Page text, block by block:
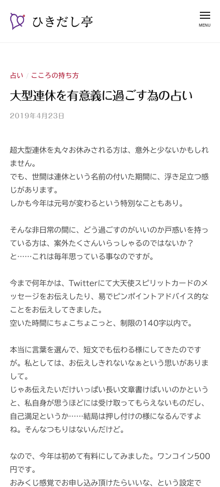
し
亭
い
師
山
紫
メ
ニ
占い / こころの持ち方
大型連休を有意義に過ごす為の占い
2019年4月23日
紫
a
s
超大型連休を丸々お休みされる方は、意外と少ないかもしれ
ません。
でも、世間は連休という名前の付いた期間に、浮き足立つ感
じがあります。
しかも今年は元号が変わるという特別なこともあり。
そんな非日常の間に、どう過ごすのがいいのか戸惑いを持っ
ている方は、案外たくさんいらっしゃるのではないか？
と……これは毎年思っている事なのですが。
今まで何年かは、Twitterにて大天使スピリットカードのメ
ッセージをお伝えしたり、易でピンポイントアドバイス的な
ことをお伝えしてきました。
空いた時間にちょこちょこっと、制限の140字以内で。
本当に言葉を選んで、短文でも伝わる様にしてきたのです
が。私としては、お伝えしきれないなぁという思いがありま
して。
じゃあ伝えたいだけいっぱい長い文章書けばいいのかという
と、私自身が思うほどには受け取ってもらえないものだし、
自己満足というか……結局は押し付けの様になるんですよ
ね。そんなつもりはないんだけど。
なので、今年は初めて有料にしてみました。ワンコイン500
円です。
おみくじ感覚でお申し込み頂けたらいいな、という設定で
だ
し